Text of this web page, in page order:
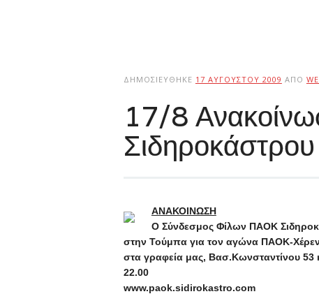
ΔΗΜΟΣΙΕΎΘΗΚΕ 17 ΑΥΓΟΎΣΤΟΥ 2009 ΑΠΌ
17/8
Σιδηροκάστρου
ΑΝΑΚΟΙΝΩΣΗ
Ο Σύνδεσμος Φίλων ΠΑΟΚ
στην Τούμπα για τον αγώνα ΠΑΟΚ-
στα γραφεία μας, Βασ.Κωνσταντίνου 53
22.00
www.paok.sidirokastro.com